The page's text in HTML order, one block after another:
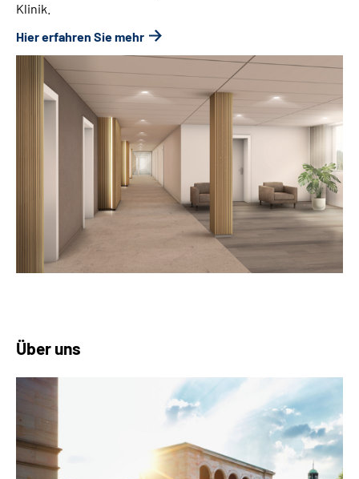
Klinik.
Hier erfahren Sie mehr
Über uns